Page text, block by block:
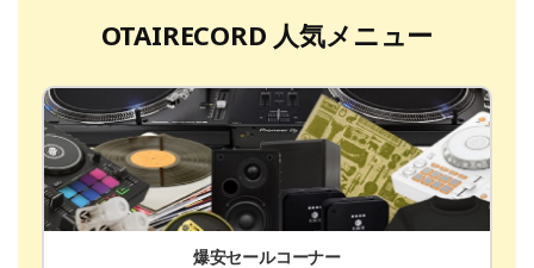
OTAIRECORD 人気メニュー
爆安セールコーナー